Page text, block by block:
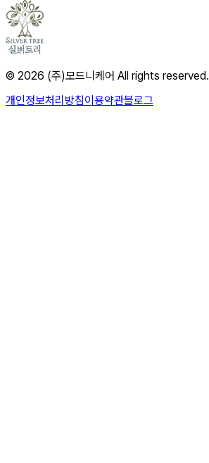
© 2026 (주)모드니케어 All rights reserved.
개인정보처리방침이용약관블로그